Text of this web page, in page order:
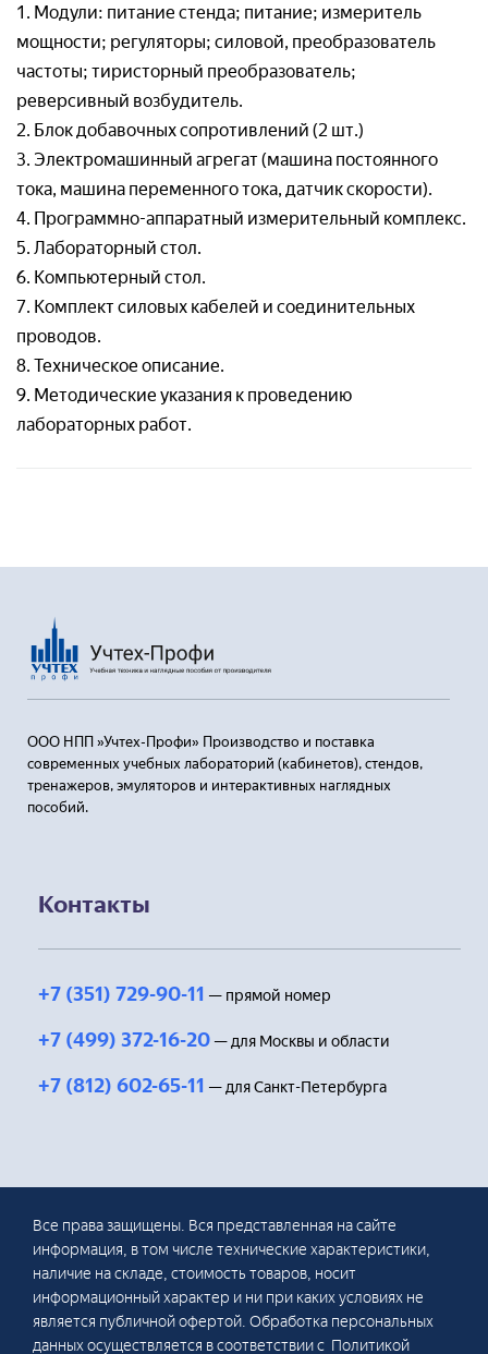
1. Модули: питание стенда; питание; измеритель
мощности; регуляторы; силовой, преобразователь
частоты; тиристорный преобразователь;
реверсивный возбудитель.
2. Блок добавочных сопротивлений (2 шт.)
3. Электромашинный агрегат (машина постоянного
тока, машина переменного тока, датчик скорости).
4. Программно-аппаратный измерительный комплекс.
5. Лабораторный стол.
6. Компьютерный стол.
7. Комплект силовых кабелей и соединительных
проводов.
8. Техническое описание.
9. Методические указания к проведению
лабораторных работ.
ООО НПП »Учтех-Профи» Производство и поставка
современных учебных лабораторий (кабинетов), стендов,
тренажеров, эмуляторов и интерактивных наглядных
пособий.
Контакты
+7 (351) 729-90-11 — прямой номер
+7 (499) 372-16-20 — для Москвы и области
+7 (812) 602-65-11 — для Санкт-Петербурга
Все права защищены. Вся представленная на сайте
информация, в том числе технические характеристики,
наличие на складе, стоимость товаров, носит
информационный характер и ни при каких условиях не
является публичной офертой. Обработка персональных
данных осуществляется в соответствии с Политикой
Отправляя заявку, я соглашаюсь с
Пользовательским соглашением
Отправляя заявку, я соглашаюсь с
Пользовательским соглашением
Отправляя заявку, я соглашаюсь с
Пользовательским соглашением